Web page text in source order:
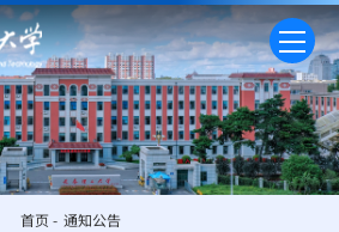
首页 - 通知公告